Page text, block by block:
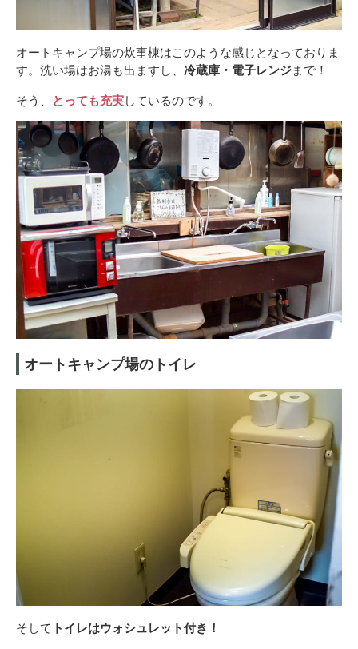
オートキャンプ場の炊事棟はこのような感じとなっておりま
す。洗い場はお湯も出ますし、 冷蔵庫・電子レンジまで！
そう、 とっても充実しているのです。
オートキャンプ場のトイレ
そして トイレはウォシュレット付き！